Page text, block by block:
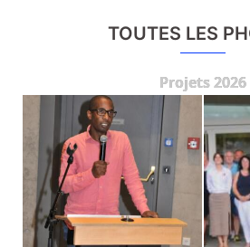
TOUTES LES
Projets 2026